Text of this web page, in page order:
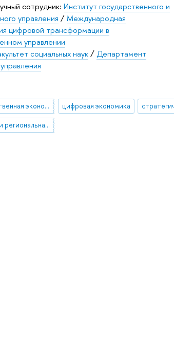
сотрудник: Институт государственного и
управления /Международная
цифровой трансформации в
управлении
социальных наук/Департамент
пространственная экономика цифровая экономика
городская и региональная экономика